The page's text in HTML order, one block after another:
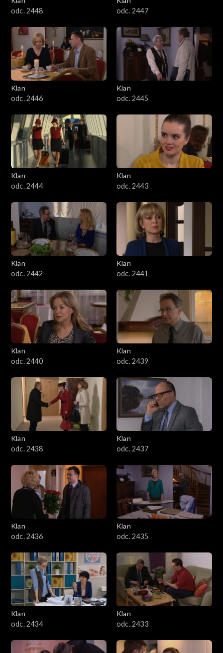
odc. 2448
odc. 2447
Klan
odc. 2446
Klan
odc. 2445
Klan
odc. 2444
Klan
odc. 2443
Klan
odc. 2442
Klan
odc. 2441
Klan
odc. 2440
Klan
odc. 2439
Klan
odc. 2438
Klan
odc. 2437
Klan
odc. 2436
Klan
odc. 2435
Klan
odc. 2434
Klan
odc. 2433